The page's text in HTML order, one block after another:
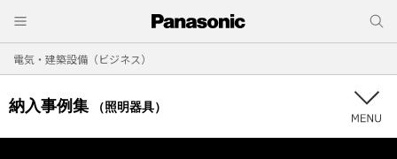
電気・建築設備（ビジネス）
納入事例集 （照明器具）